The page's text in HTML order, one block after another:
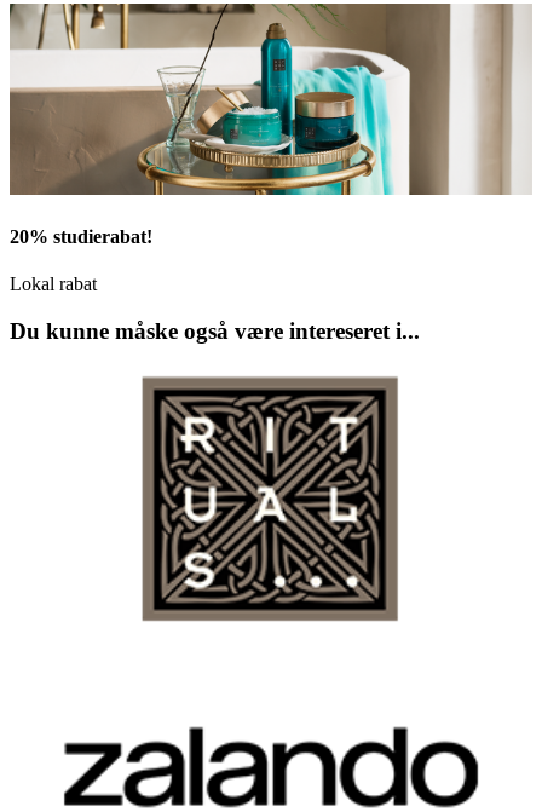
20% studierabat!
Lokal rabat
Du kunne måske også være intereseret i...